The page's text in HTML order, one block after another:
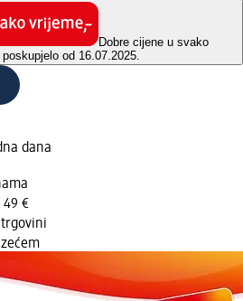
Dobre cijene u svako
poskupjelo od 16.07.2025.
dana
49 €